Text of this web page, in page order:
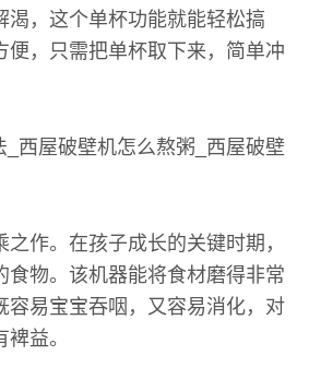
渴，这个单杯功能就能轻松搞
便，只需把单杯取下来，简单冲
作。在孩子成长的关键时期，
食物。该机器能将食材磨得非常
容易宝宝吞咽，又容易消化，对
益。